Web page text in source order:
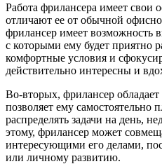
Работа фрилансера имеет свои
отличают ее от обычной
фрилансер имеет возможность
с которыми ему будет приятно
комфортные условия и
действительно интересны и
Во-вторых, фрилансер
позволяет ему самостоятельно
распределять задачи на день,
этому, фрилансер может
интересующими его делами,
или личному развитию.